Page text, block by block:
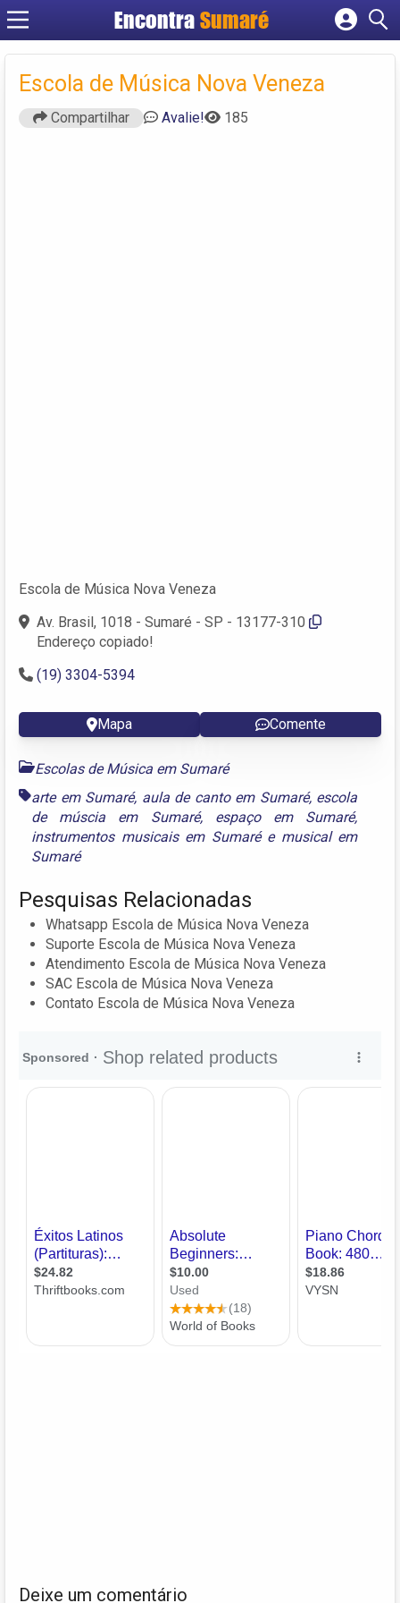
Encontra Sumaré
Cadastrar empresa
Criar conta
Escola de Música Nova Veneza
Compartilhar Avalie! 185
Escola de Música Nova Veneza
Av. Brasil, 1018 - Sumaré - SP - 13177-310
Endereço copiado!
(19) 3304-5394
Mapa Comente
Escolas de Música em Sumaré
arte em Sumaré, aula de canto em Sumaré, escola
de múscia em Sumaré, espaço em Sumaré,
instrumentos musicais em Sumarée musical em
Sumaré
Pesquisas Relacionadas
Whatsapp Escola de Música Nova Veneza
Suporte Escola de Música Nova Veneza
Atendimento Escola de Música Nova Veneza
SAC Escola de Música Nova Veneza
Contato Escola de Música Nova Veneza
Deixe um comentário